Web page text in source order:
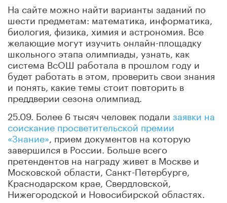
На сайте можно найти варианты заданий по
шести предметам: математика, информатика,
биология, физика, химия и астрономия. Все
желающие могут изучить онлайн-площадку
школьного этапа олимпиады, узнать, как
система ВсОШ работала в прошлом году и
будет работать в этом, проверить свои знания
и понять, какие темы стоит повторить в
преддверии сезона олимпиад.
25.09. Более 6 тысяч человек подали заявки на
соискание просветительской премии
«Знание» , прием документов на которую
завершился в России. Больше всего
претендентов на награду живет в Москве и
Московской области, Санкт-Петербурге,
Краснодарском крае, Свердловской,
Нижегородской и Новосибирской областях.